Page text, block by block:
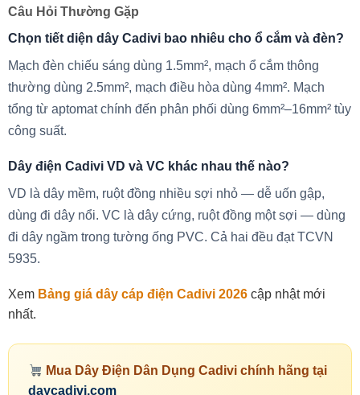
Câu Hỏi Thường Gặp
Chọn tiết diện dây Cadivi bao nhiêu cho ổ cắm và đèn?
Mạch đèn chiếu sáng dùng 1.5mm², mạch ổ cắm thông
thường dùng 2.5mm², mạch điều hòa dùng 4mm². Mạch
tổng từ aptomat chính đến phân phối dùng 6mm²–16mm² tùy
công suất.
Dây điện Cadivi VD và VC khác nhau thế nào?
VD là dây mềm, ruột đồng nhiều sợi nhỏ — dễ uốn gập,
dùng đi dây nổi. VC là dây cứng, ruột đồng một sợi — dùng
đi dây ngầm trong tường ống PVC. Cả hai đều đạt TCVN
5935.
Xem Bảng giá dây cáp điện Cadivi 2026 cập nhật mới
nhất.
Mua Dây Điện Dân Dụng Cadivi chính hãng tại
daycadivi.com